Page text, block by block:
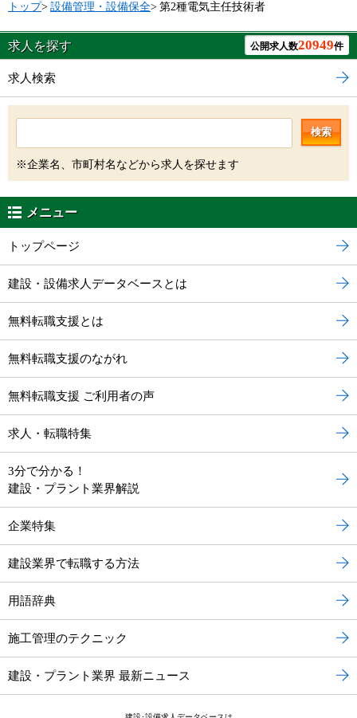
トップ> 設備管理・設備保全> 第2種電気主任技術者
求人を探す 公開求人数20949件
求人検索
検索
※企業名、市町村名などから求人を探せます
メニュー
トップページ
建設・設備求人データベースとは
無料転職支援とは
無料転職支援のながれ
無料転職支援 ご利用者の声
求人・転職特集
3分で分かる！
建設・プラント業界解説
企業特集
建設業界で転職する方法
用語辞典
施工管理のテクニック
建設・プラント業界 最新ニュース